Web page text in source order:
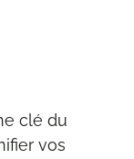
clé du
vos